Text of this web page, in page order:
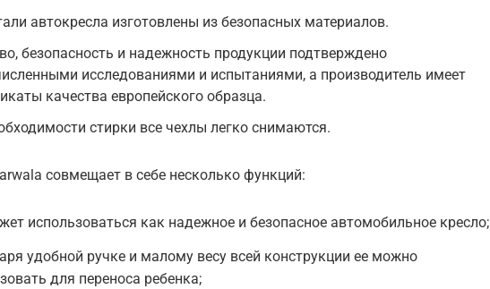
автокресла изготовлены из безопасных материалов.
безопасность и надежность продукции подтверждено
исследованиями и испытаниями, а производитель имеет
качества европейского образца.
стирки все чехлы легко снимаются.
совмещает в себе несколько функций:
использоваться как надежное и безопасное автомобильное кресло;
удобной ручке и малому весу всей конструкции ее можно
для переноса ребенка;